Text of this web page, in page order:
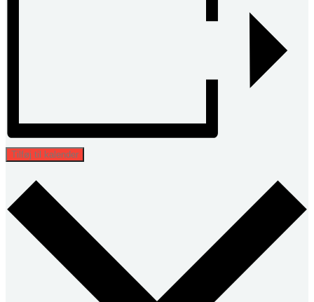
Tilføj til kalender